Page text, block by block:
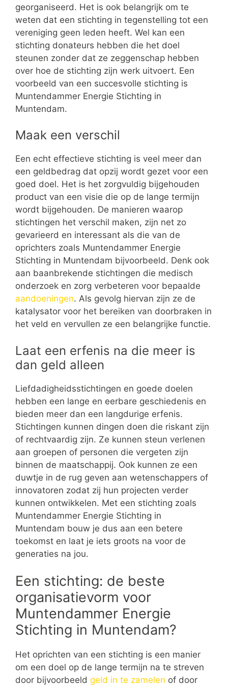
georganiseerd. Het is ook belangrijk om te
weten dat een stichting in tegenstelling tot een
vereniging geen leden heeft. Wel kan een
stichting donateurs hebben die het doel
steunen zonder dat ze zeggenschap hebben
over hoe de stichting zijn werk uitvoert. Een
voorbeeld van een succesvolle stichting is
Muntendammer Energie Stichting in
Muntendam.
Maak een verschil
Een echt effectieve stichting is veel meer dan
een geldbedrag dat opzij wordt gezet voor een
goed doel. Het is het zorgvuldig bijgehouden
product van een visie die op de lange termijn
wordt bijgehouden. De manieren waarop
stichtingen het verschil maken, zijn net zo
gevarieerd en interessant als die van de
oprichters zoals Muntendammer Energie
Stichting in Muntendam bijvoorbeeld. Denk ook
aan baanbrekende stichtingen die medisch
onderzoek en zorg verbeteren voor bepaalde
aandoeningen. Als gevolg hiervan zijn ze de
katalysator voor het bereiken van doorbraken in
het veld en vervullen ze een belangrijke functie.
Laat een erfenis na die meer is
dan geld alleen
Liefdadigheidsstichtingen en goede doelen
hebben een lange en eerbare geschiedenis en
bieden meer dan een langdurige erfenis.
Stichtingen kunnen dingen doen die riskant zijn
of rechtvaardig zijn. Ze kunnen steun verlenen
aan groepen of personen die vergeten zijn
binnen de maatschappij. Ook kunnen ze een
duwtje in de rug geven aan wetenschappers of
innovatoren zodat zij hun projecten verder
kunnen ontwikkelen. Met een stichting zoals
Muntendammer Energie Stichting in
Muntendam bouw je dus aan een betere
toekomst en laat je iets groots na voor de
generaties na jou.
Een stichting: de beste
organisatievorm voor
Muntendammer Energie
Stichting in Muntendam?
Het oprichten van een stichting is een manier
om een doel op de lange termijn na te streven
door bijvoorbeeld geld in te zamelen of door